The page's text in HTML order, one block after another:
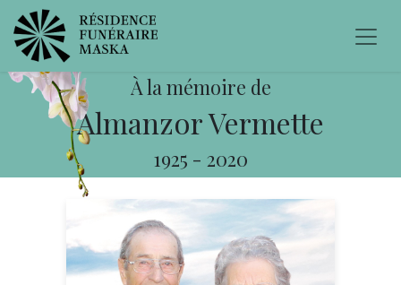
À la mémoire de
Almanzor Vermette
1925 - 2020